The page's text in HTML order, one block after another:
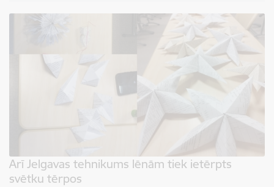
Arī Jelgavas tehnikums lēnām tiek ietērpts
svētku tērpos